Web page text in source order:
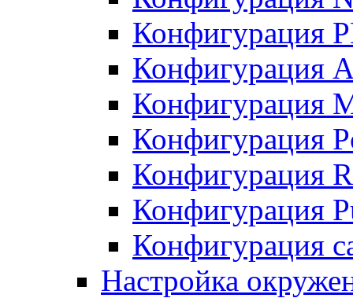
Конфигурация
Конфигурация
Конфигурация
Конфигурация
Конфигурация
Конфигурация
Конфигурация
Настройка